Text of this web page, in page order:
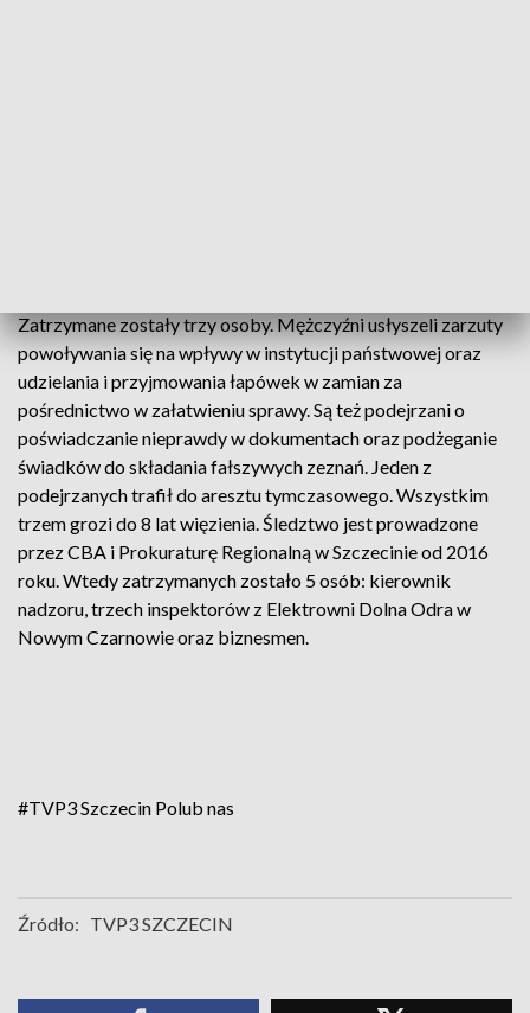
Zatrzymane zostały trzy osoby. Mężczyźni usłyszeli zarzuty
powoływania się na wpływy w instytucji państwowej oraz
udzielania i przyjmowania łapówek w zamian za
pośrednictwo w załatwieniu sprawy. Są też podejrzani o
poświadczanie nieprawdy w dokumentach oraz podżeganie
świadków do składania fałszywych zeznań. Jeden z
podejrzanych trafił do aresztu tymczasowego. Wszystkim
trzem grozi do 8 lat więzienia. Śledztwo jest prowadzone
przez CBA i Prokuraturę Regionalną w Szczecinie od 2016
roku. Wtedy zatrzymanych zostało 5 osób: kierownik
nadzoru, trzech inspektorów z Elektrowni Dolna Odra w
Nowym Czarnowie oraz biznesmen.
#TVP3 Szczecin Polub nas
Źródło: TVP3 SZCZECIN